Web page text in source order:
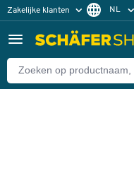
Zakelijke klanten
Particuliere klanten
NL
Terug